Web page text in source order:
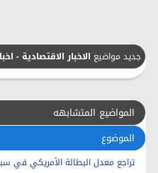
جديد مواضيع الاخبار الاقتصادية -
المواضيع المتشابهه
الموضوع
تراجع معدل البطالة الأمريكي في